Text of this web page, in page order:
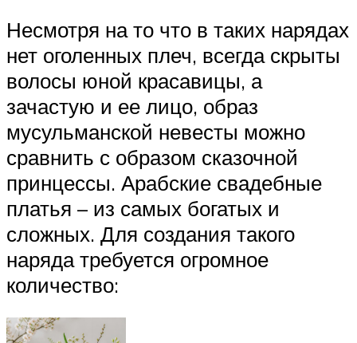
Несмотря на то что в таких нарядах
нет оголенных плеч, всегда скрыты
волосы юной красавицы, а
зачастую и ее лицо, образ
мусульманской невесты можно
сравнить с образом сказочной
принцессы. Арабские свадебные
платья – из самых богатых и
сложных. Для создания такого
наряда требуется огромное
количество: